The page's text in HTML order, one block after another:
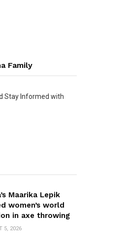
Family
Stay Informed with
Maarika Lepik
women’s world
in axe throwing
5, 2026